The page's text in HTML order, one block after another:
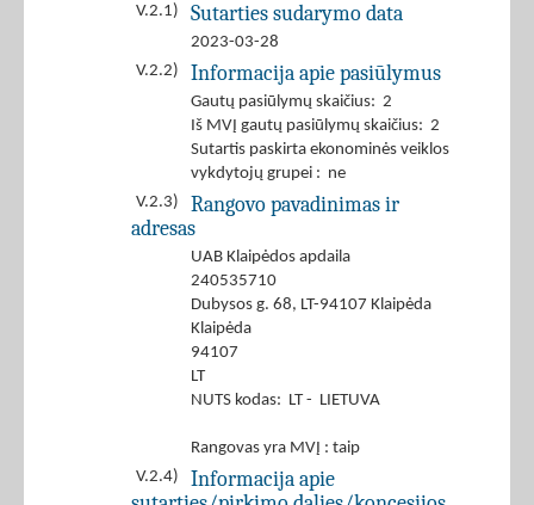
V.2.1) Sutarties sudarymo data
2023-03-28
V.2.2)
Informacija apie pasiūlymus
Gautų pasiūlymų skaičius: 2
Iš MVĮ gautų pasiūlymų skaičius: 2
Sutartis paskirta ekonominės veiklos
vykdytojų grupei : ne
V.2.3)
Rangovo pavadinimas ir
adresas
UAB Klaipėdos apdaila
240535710
Dubysos g. 68, LT-94107 Klaipėda
Klaipėda
94107
LT
NUTS kodas: LT - LIETUVA
Rangovas yra MVĮ : taip
V.2.4)
Informacija apie